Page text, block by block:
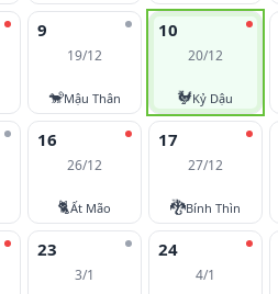
9
19/12
🐒Mậu Thân
10
20/12
🐓Kỷ Dậu
16
26/12
🐈Ất Mão
17
27/12
🐉Bính Thìn
23
3/1
24
4/1